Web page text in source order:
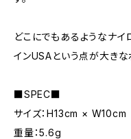
どこにでもあるようなナイ
インUSAという点が大きな
■SPEC■
サイズ：H13cm × W10cm
重量：5.6g